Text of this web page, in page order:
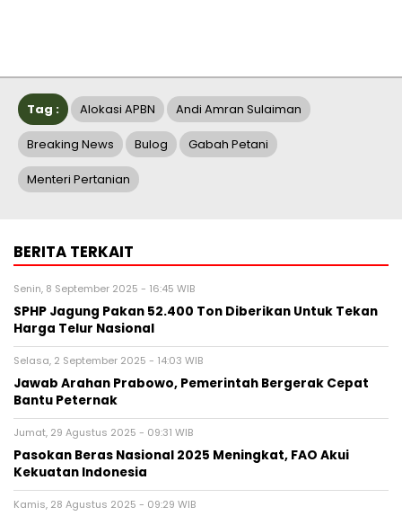
Tag : Alokasi APBN Andi Amran Sulaiman
Breaking News Bulog Gabah Petani
Menteri Pertanian
BERITA TERKAIT
Senin, 8 September 2025 - 16:45 WIB
SPHP Jagung Pakan 52.400 Ton Diberikan Untuk Tekan
Harga Telur Nasional
Selasa, 2 September 2025 - 14:03 WIB
Jawab Arahan Prabowo, Pemerintah Bergerak Cepat
Bantu Peternak
Jumat, 29 Agustus 2025 - 09:31 WIB
Pasokan Beras Nasional 2025 Meningkat, FAO Akui
Kekuatan Indonesia
Kamis, 28 Agustus 2025 - 09:29 WIB